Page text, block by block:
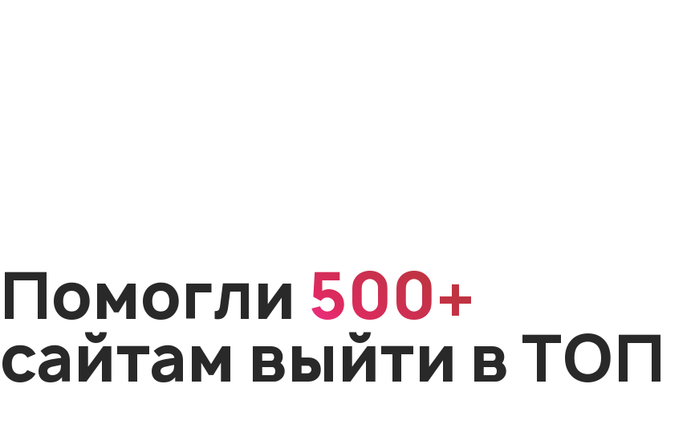
Помогли 500+
сайтам выйти в ТОП